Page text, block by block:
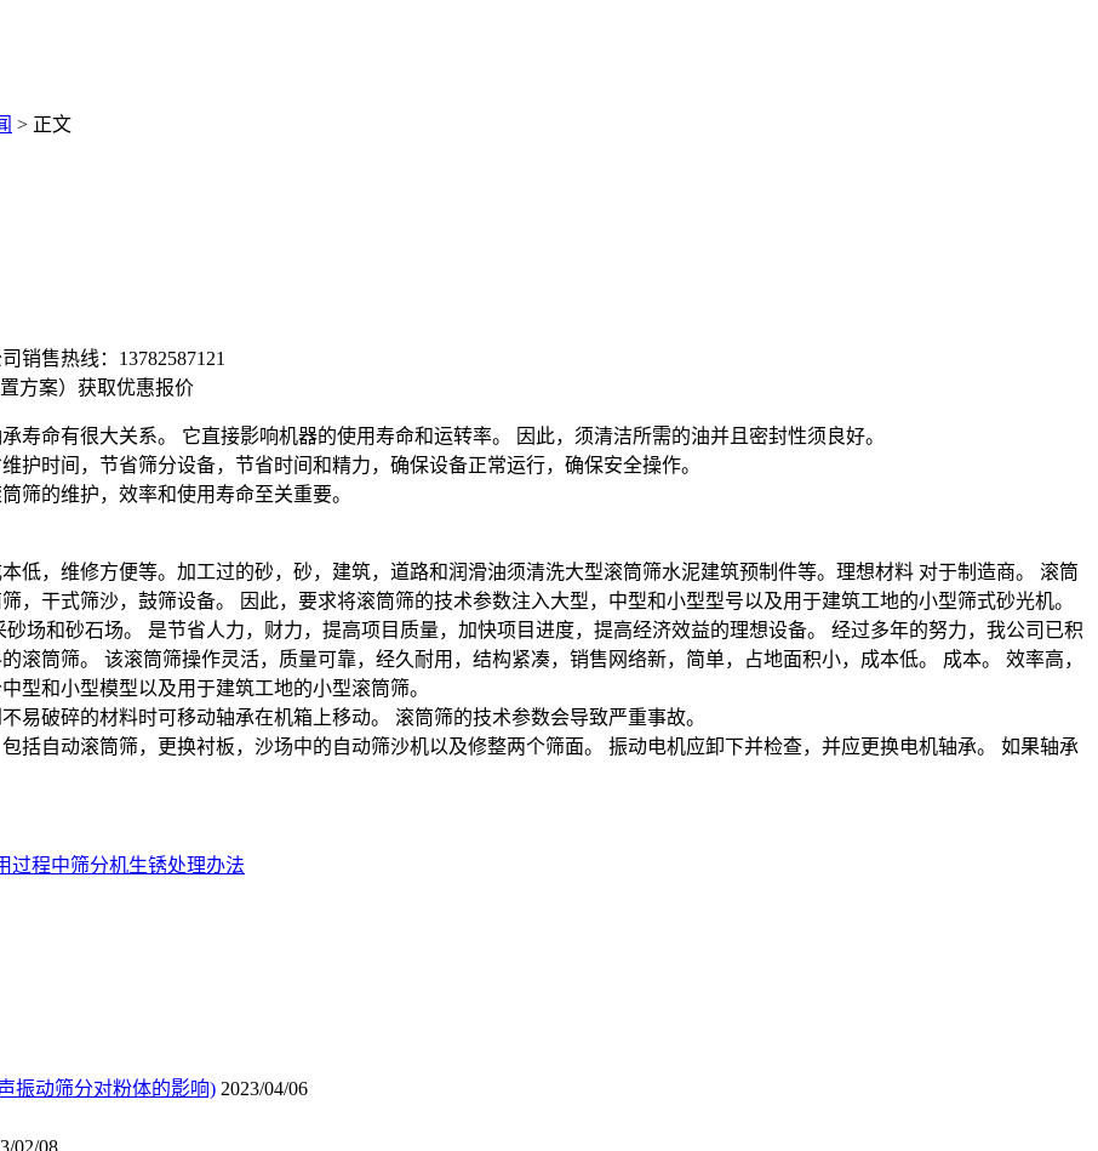
> 正文
销售热线： 13782587121
方案） 获取优惠报价
命有很大关系。 它直接影响机器的使用寿命和运转率。 因此，须清洁所需的油并且密封性须良好。
时间，节省筛分设备，节省时间和精力，确保设备正常运行，确保安全操作。
的维护，效率和使用寿命至关重要。
，维修方便等。加工过的砂，砂，建筑，道路和润滑油须清洗大型滚筒筛水泥建筑预制件等。理想材料 对于制造商。 滚筒
，干式筛沙，鼓筛设备。 因此，要求将滚筒筛的技术参数注入大型，中型和小型型号以及用于建筑工地的小型筛式砂光机。
场和砂石场。 是节省人力，财力，提高项目质量，加快项目进度，提高经济效益的理想设备。 经过多年的努力，我公司已积
滚筒筛。 该滚筒筛操作灵活，质量可靠，经久耐用，结构紧凑，销售网络新，简单，占地面积小，成本低。 成本。 效率高，
型和小型模型以及用于建筑工地的小型滚筒筛。
破碎的材料时可移动轴承在机箱上移动。 滚筒筛的技术参数会导致严重事故。
自动滚筒筛，更换衬板，沙场中的自动筛沙机以及修整两个筛面。 振动电机应卸下并检查，并应更换电机轴承。 如果轴承
过程中筛分机生锈处理办法
振动筛分对粉体的影响) 2023/04/06
02/08